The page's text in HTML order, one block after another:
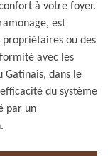
à votre foyer.
est
ou des
avec les
Gatinais, dans le
du système
par un